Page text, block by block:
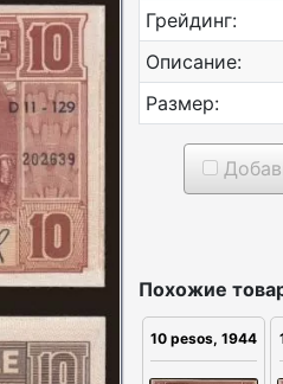
Грейдинг:
Описание:
Размер:
Похожие
10 pesos, 1944